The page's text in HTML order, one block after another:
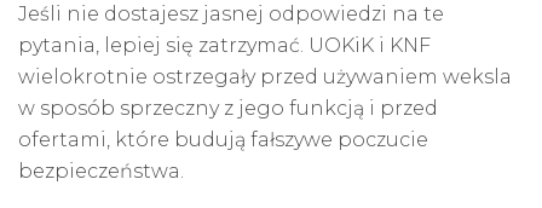
Jeśli nie dostajesz jasnej odpowiedzi na te
pytania, lepiej się zatrzymać. UOKiK i KNF
wielokrotnie ostrzegały przed używaniem weksla
w sposób sprzeczny z jego funkcją i przed
ofertami, które budują fałszywe poczucie
bezpieczeństwa.